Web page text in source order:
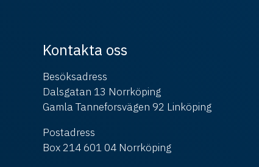
Kontakta oss
Besöksadress
Dalsgatan 13 Norrköping
Gamla Tanneforsvägen 92 Linköping
Postadress
Box 214 601 04 Norrköping